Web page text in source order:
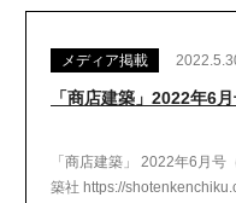
メディア掲載
「商店建築」2022年6
「商店建築」 2022年6月
築社 https://